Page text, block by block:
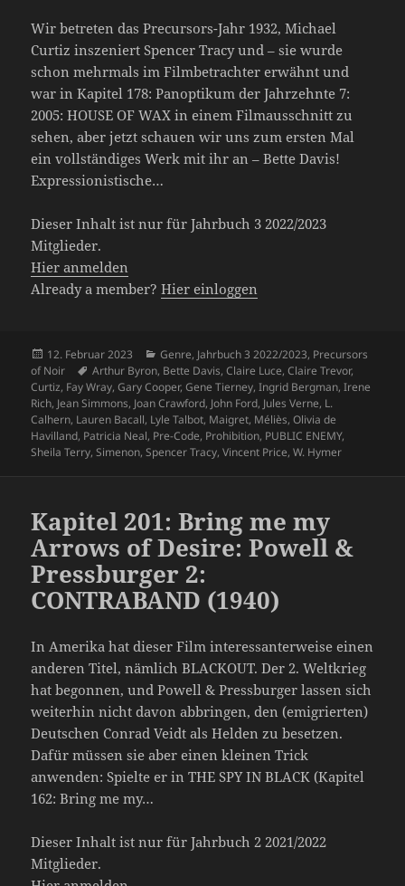
Wir betreten das Precursors-Jahr 1932, Michael
Curtiz inszeniert Spencer Tracy und – sie wurde
schon mehrmals im Filmbetrachter erwähnt und
war in Kapitel 178: Panoptikum der Jahrzehnte 7:
2005: HOUSE OF WAX in einem Filmausschnitt zu
sehen, aber jetzt schauen wir uns zum ersten Mal
ein vollständiges Werk mit ihr an – Bette Davis!
Expressionistische…
Dieser Inhalt ist nur für Jahrbuch 3 2022/2023
Mitglieder.
Hier anmelden
Already a member?Hier einloggen
Veröffentlicht
am
12. Februar 2023 Kategorien
Genre, Jahrbuch 3 2022/2023, Precursors
of Noir
Schlagwörter
Arthur Byron, Bette Davis,Claire Luce,Claire Trevor,
Curtiz, Fay Wray,Gary Cooper,Gene Tierney,Ingrid Bergman,Irene
Rich, Jean Simmons, Joan Crawford, John Ford, Jules Verne, L.
Calhern, Lauren Bacall, Lyle Talbot, Maigret, Méliès,Olivia de
Havilland, Patricia Neal, Pre-Code, Prohibition, PUBLIC ENEMY,
Sheila Terry,Simenon,Spencer Tracy,Vincent Price,W. Hymer
Kapitel 201: Bring me my
Arrows of Desire: Powell &
Pressburger 2:
CONTRABAND (1940)
In Amerika hat dieser Film interessanterweise einen
anderen Titel, nämlich BLACKOUT. Der 2. Weltkrieg
hat begonnen, und Powell & Pressburger lassen sich
weiterhin nicht davon abbringen, den (emigrierten)
Deutschen Conrad Veidt als Helden zu besetzen.
Dafür müssen sie aber einen kleinen Trick
anwenden: Spielte er in THE SPY IN BLACK (Kapitel
162: Bring me my…
Dieser Inhalt ist nur für Jahrbuch 2 2021/2022
Mitglieder.